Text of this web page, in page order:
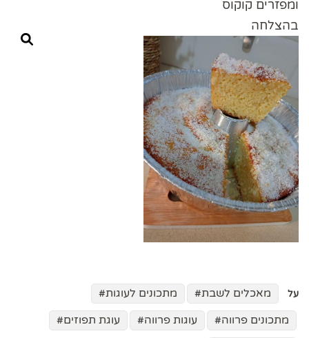
ומפזרים קוקוס
בהצלחה
על מאכלים לשבת
מתכונים לעוגות
מתכונים פרווה
עוגות פרווה
עוגת תפוזים